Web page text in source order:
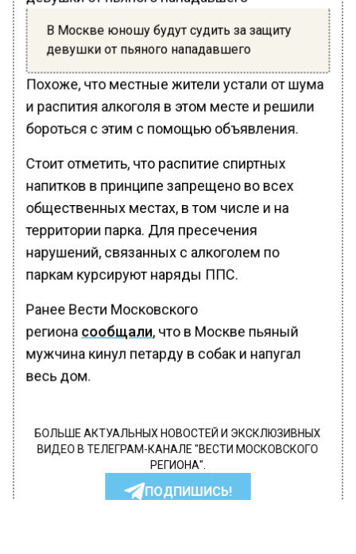
В Москве юношу будут судить за защиту
девушки от пьяного нападавшего
Похоже, что местные жители устали от шума
и распития алкоголя в этом месте и решили
бороться с этим с помощью объявления.
Стоит отметить, что распитие спиртных
напитков в принципе запрещено во всех
общественных местах, в том числе и на
территории парка. Для пресечения
нарушений, связанных с алкоголем по
паркам курсируют наряды ППС.
Ранее Вести Московского
региона сообщали, что в Москве пьяный
мужчина кинул петарду в собак и напугал
весь дом.
БОЛЬШЕ АКТУАЛЬНЫХ НОВОСТЕЙ И ЭКСКЛЮЗИВНЫХ
ВИДЕО В ТЕЛЕГРАМ-КАНАЛЕ "ВЕСТИ МОСКОВСКОГО
РЕГИОНА".
ПОДПИШИСЬ!